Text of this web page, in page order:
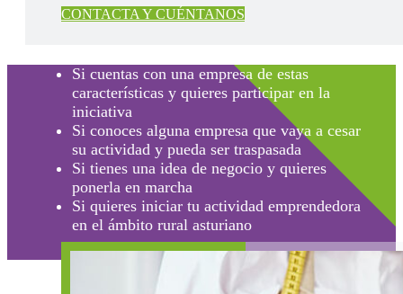
CONTACTA Y CUÉNTANOS
Si cuentas con una empresa de estas
características y quieres participar en la
iniciativa
Si conoces alguna empresa que vaya a cesar
su actividad y pueda ser traspasada
Si tienes una idea de negocio y quieres
ponerla en marcha
Si quieres iniciar tu actividad emprendedora
en el ámbito rural asturiano